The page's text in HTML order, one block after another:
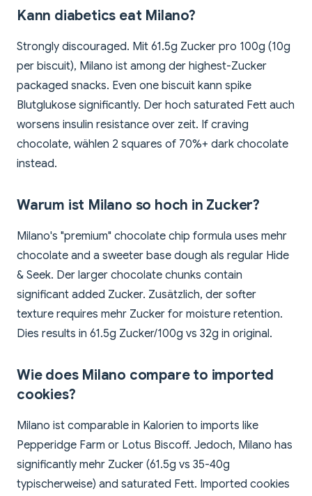
Kann diabetics eat Milano?
Strongly discouraged. Mit 61.5g Zucker pro 100g (10g
per biscuit), Milano ist among der highest-Zucker
packaged snacks. Even one biscuit kann spike
Blutglukose significantly. Der hoch saturated Fett auch
worsens insulin resistance over zeit. If craving
chocolate, wählen 2 squares of 70%+ dark chocolate
instead.
Warum ist Milano so hoch in Zucker?
Milano's "premium" chocolate chip formula uses mehr
chocolate and a sweeter base dough als regular Hide
& Seek. Der larger chocolate chunks contain
significant added Zucker. Zusätzlich, der softer
texture requires mehr Zucker for moisture retention.
Dies results in 61.5g Zucker/100g vs 32g in original.
Wie does Milano compare to imported
cookies?
Milano ist comparable in Kalorien to imports like
Pepperidge Farm or Lotus Biscoff. Jedoch, Milano has
significantly mehr Zucker (61.5g vs 35-40g
typischerweise) and saturated Fett. Imported cookies